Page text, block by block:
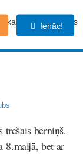
kalendārs Forums
Ienāc!
trešais bērniņš.
8.maijā, bet ar